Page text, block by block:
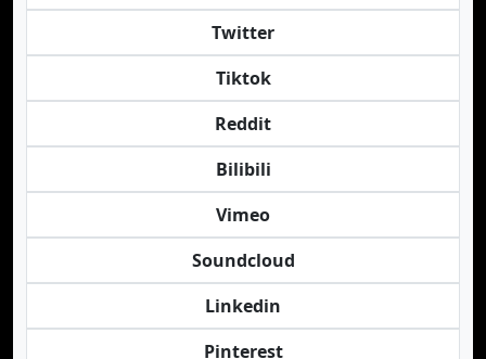
Twitter
Tiktok
Reddit
Bilibili
Vimeo
Soundcloud
Linkedin
Pinterest